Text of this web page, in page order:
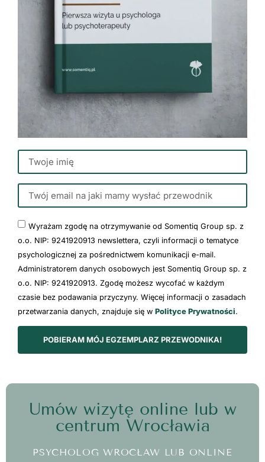
Wyrażam zgodę na otrzymywanie od Somentiq Group sp. z
o.o. NIP: 9241920913 newslettera, czyli informacji o tematyce
psychologicznej za pośrednictwem komunikacji e-mail.
Administratorem danych osobowych jest Somentiq Group sp. z
o.o. NIP: 9241920913. Zgodę możesz wycofać w każdym
czasie bez podawania przyczyny. Więcej informacji o zasadach
przetwarzania danych, znajduje się w Polityce Prywatności.
POBIERAM MÓJ EGZEMPLARZ PRZEWODNIKA!
Umów wizytę online lub w
centrum Wrocławia
PSYCHOLOG WROCŁAW LUB ONLINE